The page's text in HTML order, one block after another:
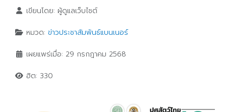
เขียนโดย: ผู้ดูแลเว็บไซต์
หมวด: ข่าวประชาสัมพันธ์แบนเนอร์
เผยแพร่เมื่อ: 29 กรกฎาคม 2568
ฮิต: 330